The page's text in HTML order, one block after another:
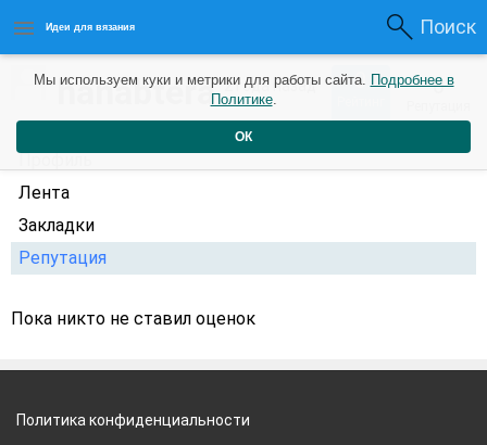
Идеи для вязания Поиск
hanabtera2 года назад 0 0
Профиль
Лента
Закладки
Репутация
Пока никто не ставил оценок
Мы используем куки и метрики для работы сайта. Подробнее в
Политике.
ОК
Политика конфиденциальности